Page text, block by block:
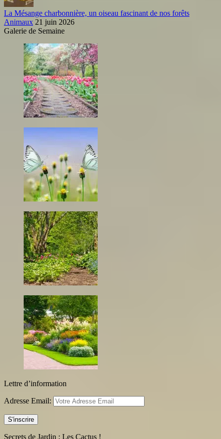
La Mésange charbonnière, un oiseau fascinant de nos forêts
Animaux 21 juin 2026
Galerie de Semaine
Lettre d’information
Adresse Email:
Secrets de Jardin : Les Cactus !